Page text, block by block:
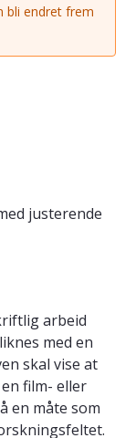
bli endret frem
justerende
arbeid
med en
skal vise at
film- eller
en måte som